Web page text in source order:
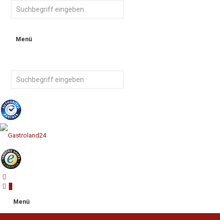
Menü
Menü